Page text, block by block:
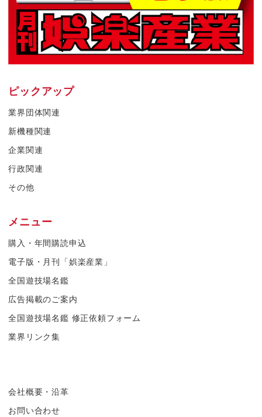
ピックアップ
業界団体関連
新機種関連
企業関連
行政関連
その他
メニュー
購入・年間購読申込
電子版・月刊「娯楽産業」
全国遊技場名鑑
広告掲載のご案内
全国遊技場名鑑 修正依頼フォーム
業界リンク集
会社概要・沿革
お問い合わせ